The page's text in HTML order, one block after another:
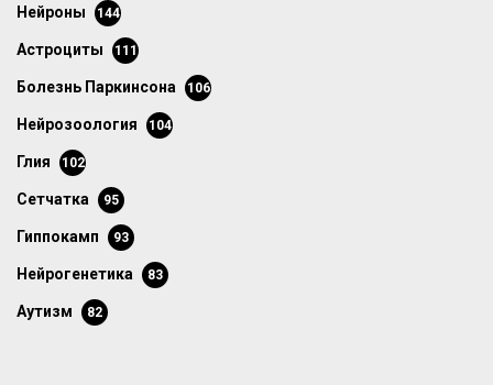
нейроны 144
астроциты 111
болезнь Паркинсона 106
нейрозоология 104
глия 102
сетчатка 95
гиппокамп 93
нейрогенетика 83
аутизм 82